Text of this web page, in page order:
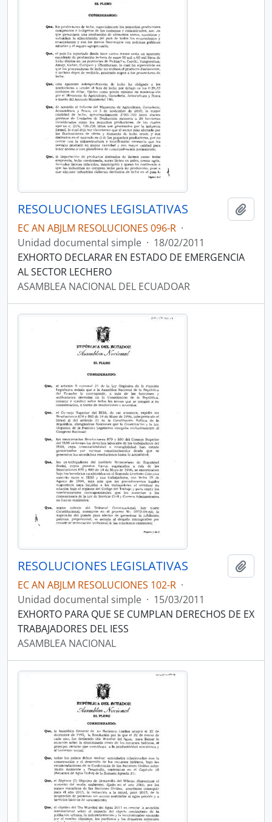
RESOLUCIONES LEGISLATIVAS
EC AN ABJLM RESOLUCIONES 096-R ·
Unidad documental simple · 18/02/2011
EXHORTO DECLARAR EN ESTADO DE EMERGENCIA
AL SECTOR LECHERO
ASAMBLEA NACIONAL DEL ECUADOAR
RESOLUCIONES LEGISLATIVAS
EC AN ABJLM RESOLUCIONES 102-R ·
Unidad documental simple · 15/03/2011
EXHORTO PARA QUE SE CUMPLAN DERECHOS DE EX
TRABAJADORES DEL IESS
ASAMBLEA NACIONAL